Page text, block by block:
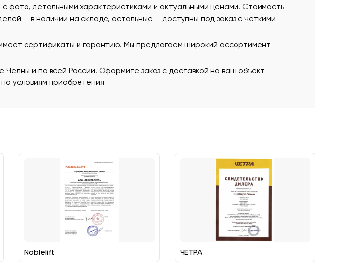
фото, детальными характеристиками и актуальными ценами. Стоимость —
— в наличии на складе, остальные — доступны под заказ с четкими
сертификаты и гарантию. Мы предлагаем широкий ассортимент
и по всей России. Оформите заказ с доставкой на ваш объект —
условиям приобретения.
Noblelift ЧЕТРА